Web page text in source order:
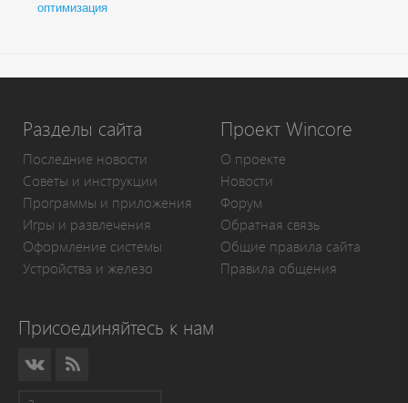
оптимизация
Разделы сайта
Последние новости
Советы и инструкции
Программы и приложения
Игры и развлечения
Оформление системы
Устройства и железо
Проект Wincore
О проекте
Новости
Форум
Обратная связь
Общие правила сайта
Правила общения
Присоединяйтесь к нам